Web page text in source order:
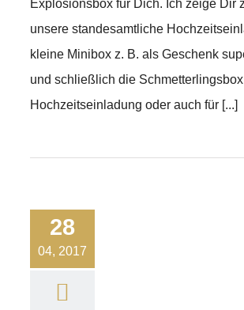
Explosionsbox für Dich. Ich zeige Dir
unsere standesamtliche
kleine Minibox z. B. als Geschenk
und schließlich die
Hochzeitseinladung oder auch für [...]
28
04, 2017